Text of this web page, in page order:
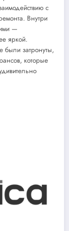
с
Внутри
—
яркой.
были затронуты,
которые